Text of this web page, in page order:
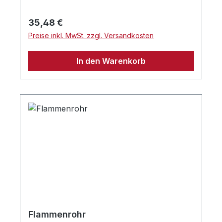
Regulärer Preis:
35,48 €
Preise inkl. MwSt. zzgl. Versandkosten
In den Warenkorb
Flammenrohr